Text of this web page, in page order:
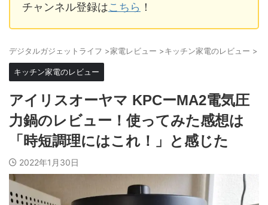
チャンネル登録はこちら ！
デジタルガジェットライフ >家電レビュー >キッチン家電のレビュー >
キッチン家電のレビュー
アイリスオーヤマ KPCーMA2電気圧
力鍋のレビュー！使ってみた感想は
「時短調理にはこれ！」と感じた
2022年1月30日